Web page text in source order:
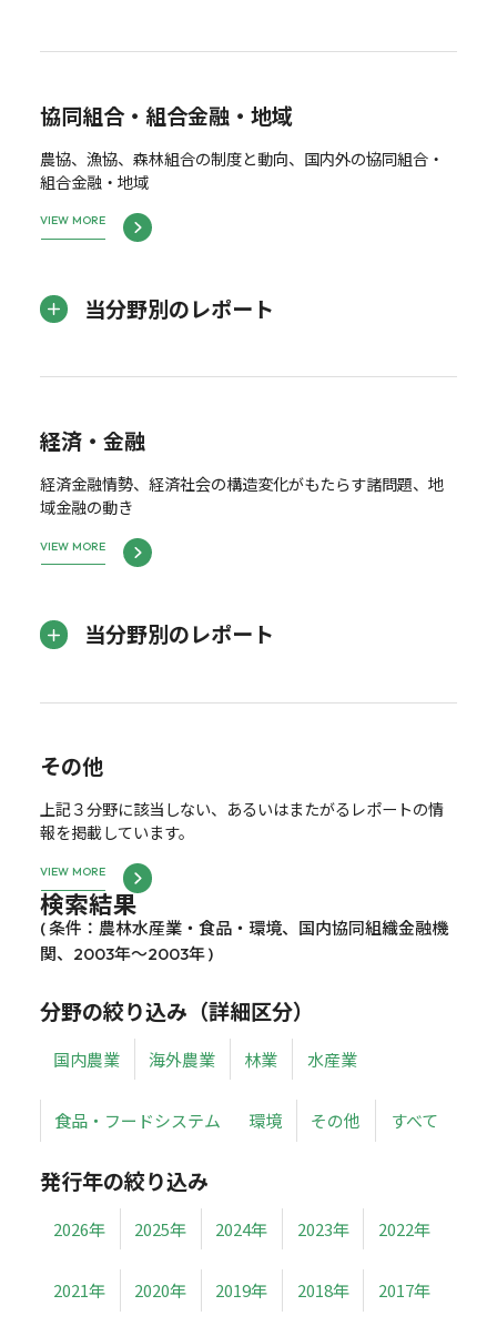
協同組合・組合金融・地域
農協、漁協、森林組合の制度と動向、国内外の協同組合・
組合金融・地域
VIEW MORE
当分野別のレポート
経済・金融
経済金融情勢、経済社会の構造変化がもたらす諸問題、地
域金融の動き
VIEW MORE
当分野別のレポート
その他
上記３分野に該当しない、あるいはまたがるレポートの情
報を掲載しています。
VIEW MORE
検索結果
( 条件：農林水産業・食品・環境、国内協同組織金融機
関、2003年～2003年 )
分野の絞り込み（詳細区分）
国内農業 海外農業 林業 水産業
食品・フードシステム 環境 その他 すべて
発行年の絞り込み
2026年 2025年 2024年 2023年 2022年
2021年 2020年 2019年 2018年 2017年